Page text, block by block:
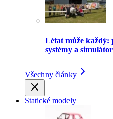
Létat může
systémy a
Všechny články
Statické modely